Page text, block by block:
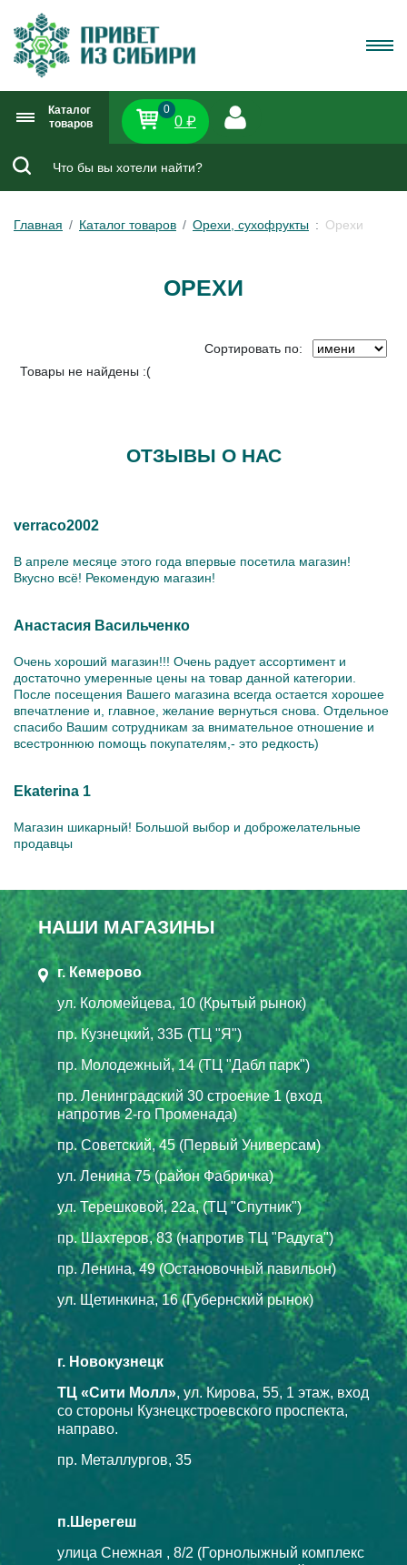
Каталог
товаров
0
0 ₽
Главная Каталог товаров Орехи, сухофрукты Орехи
ОРЕХИ
Сортировать по:
Товары не найдены :(
ОТЗЫВЫ О НАС
verraco2002
В апреле месяце этого года впервые посетила магазин!
Вкусно всё! Рекомендую магазин!
Анастасия Васильченко
Очень хороший магазин!!! Очень радует ассортимент и
достаточно умеренные цены на товар данной категории.
После посещения Вашего магазина всегда остается хорошее
впечатление и, главное, желание вернуться снова. Отдельное
спасибо Вашим сотрудникам за внимательное отношение и
всестроннюю помощь покупателям,- это редкость)
Ekaterina 1
Магазин шикарный! Большой выбор и доброжелательные
продавцы
НАШИ МАГАЗИНЫ
г. Кемерово
ул. Коломейцева, 10 (Крытый рынок)
пр. Кузнецкий, 33Б (ТЦ "Я")
пр. Молодежный, 14 (ТЦ "Дабл парк")
пр. Ленинградский 30 строение 1 (вход
напротив 2-го Променада)
пр. Советский, 45 (Первый Универсам)
ул. Ленина 75 (район Фабричка)
ул. Терешковой, 22а, (ТЦ "Спутник")
пр. Шахтеров, 83 (напротив ТЦ "Радуга")
пр. Ленина, 49 (Остановочный павильон)
ул. Щетинкина, 16 (Губернский рынок)
г. Новокузнецк
ТЦ «Сити Молл», ул. Кирова, 55, 1 этаж, вход
со стороны Кузнецкстроевского проспекта,
направо.
пр. Металлургов, 35
п.Шерегеш
улица Снежная , 8/2 (Горнолыжный комплекс